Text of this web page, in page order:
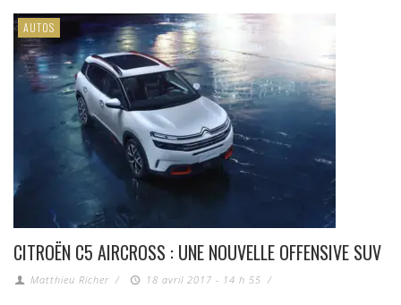
AUTOS
CITROËN C5 AIRCROSS : UNE NOUVELLE OFFENSIVE SUV
Matthieu Richer / 18 avril 2017 - 14 h 55 /